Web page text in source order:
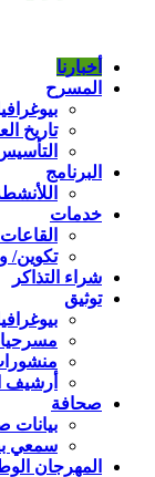
أخبارنا
المسرح
تاريخ
البرنامج
خدمات
تكوين/
شراء التذاكر
توثيق
أرشيف
صحافة
بيانات
سمعي
المهرجان